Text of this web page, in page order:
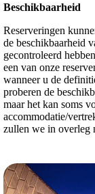
Beschikbaarheid
Reserveringen
de beschikbaarheid
gecontroleerd
een van onze
wanneer u de
proberen de
maar het kan soms
accommodatie/
zullen we in overleg